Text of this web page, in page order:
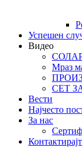
Успешен
Видео
Мраз
СЕТ
Вести
Најчесто
За нас